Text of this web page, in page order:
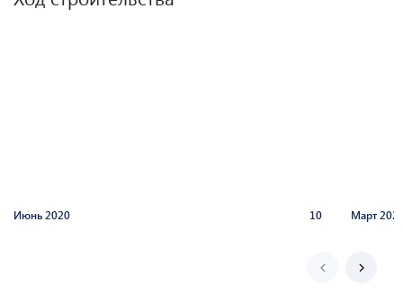
Июнь 2020 10 Март